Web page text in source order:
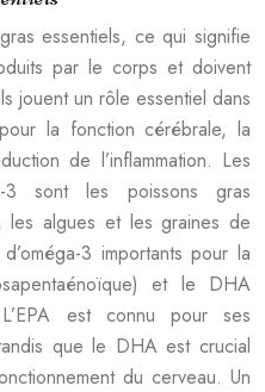
essentiels, ce qui signifie
par le corps et doivent
jouent un rôle essentiel dans
la fonction cérébrale, la
de l’inflammation. Les
3 sont les poissons gras
les algues et les graines de
3 importants pour la
et le DHA
est connu pour ses
que le DHA est crucial
du cerveau. Un